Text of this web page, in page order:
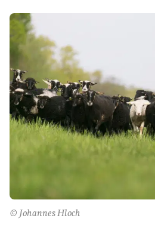
© Johannes Hloch